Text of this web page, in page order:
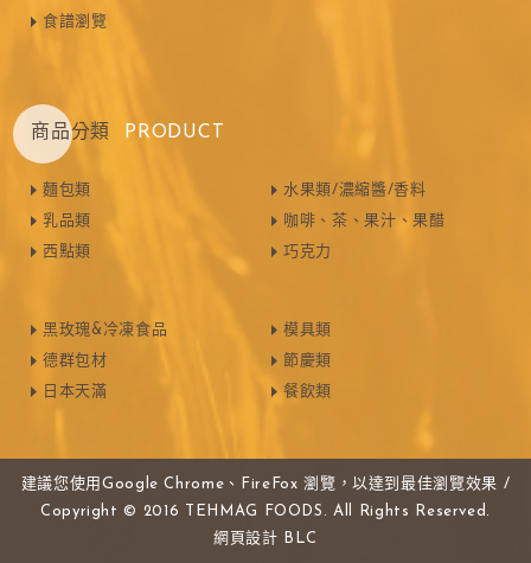
食譜瀏覽
商品分類 PRODUCT
麵包類
乳品類
西點類
水果類/濃縮醬/香料
咖啡、茶、果汁、果醋
巧克力
黑玫瑰&冷凍食品
德群包材
日本天滿
模具類
節慶類
餐飲類
建議您使用Google Chrome、FireFox 瀏覽，以達到最佳瀏覽效果 /
Copyright © 2016 TEHMAG FOODS. All Rights Reserved.
網頁設計 BLC